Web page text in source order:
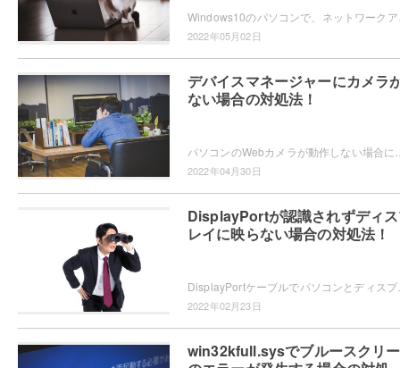
2022年05月02日
デバイスマネージャーにカメラ
ない場合の対処法！
2022年04月30日
DisplayPortが認識されずディ
レイに映らない場合の対処法！
2022年02月23日
win32kfull.sysでブルースクリ